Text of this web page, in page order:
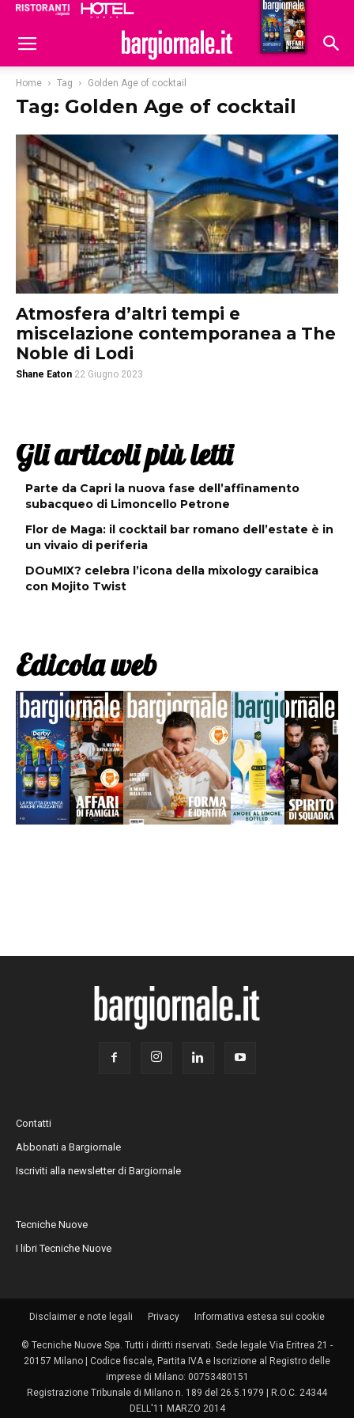
Hoteldomani
Home Tag Golden Age of cocktail
Tag: Golden Age of cocktail
Atmosfera d’altri tempi e
miscelazione contemporanea a The
Noble di Lodi
Shane Eaton 22 Giugno 2023
Gli articoli più letti
Parte da Capri la nuova fase dell’affinamento
subacqueo di Limoncello Petrone
Flor de Maga: il cocktail bar romano dell’estate è in
un vivaio di periferia
DOuMIX? celebra l’icona della mixology caraibica
con Mojito Twist
Edicola web
Contatti
Abbonati a Bargiornale
Iscriviti alla newsletter di Bargiornale
Tecniche Nuove
I libri Tecniche Nuove
Disclaimer e note legali Privacy Informativa estesa sui cookie
© Tecniche Nuove Spa. Tutti i diritti riservati. Sede legale Via Eritrea 21 -
20157 Milano | Codice fiscale, Partita IVA e Iscrizione al Registro delle
imprese di Milano: 00753480151
Registrazione Tribunale di Milano n. 189 del 26.5.1979 | R.O.C. 24344
DELL'11 MARZO 2014